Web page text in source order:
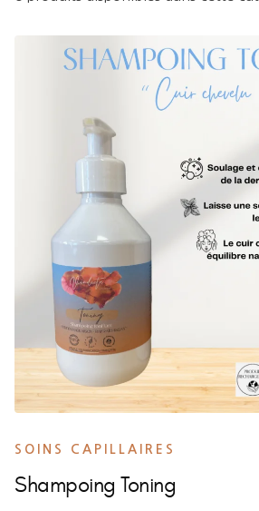
SOINS CAPILLAIRES
Shampoing Toning